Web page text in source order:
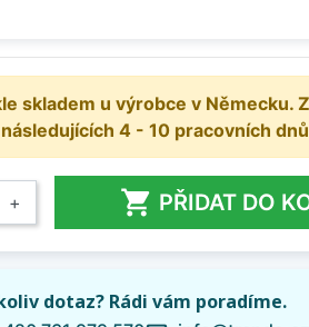
skladem u výrobce v Německu.
4 - 10 pracovních
+  PŘIDAT DO
dotaz? Rádi vám poradíme.